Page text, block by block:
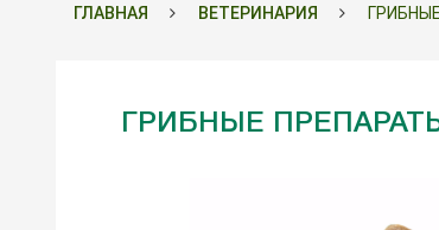
ГЛАВНАЯ ВЕТЕРИНАРИЯ
ГРИБНЫЕ